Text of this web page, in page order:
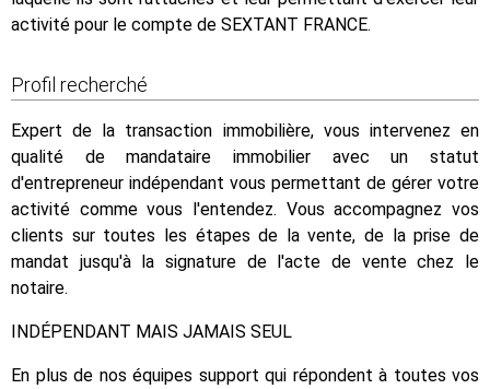
activité pour le compte de SEXTANT FRANCE.
Profil recherché
Expert de la transaction immobilière, vous intervenez en
qualité de mandataire immobilier avec un statut
d'entrepreneur indépendant vous permettant de gérer votre
activité comme vous l'entendez. Vous accompagnez vos
clients sur toutes les étapes de la vente, de la prise de
mandat jusqu'à la signature de l'acte de vente chez le
notaire.
INDÉPENDANT MAIS JAMAIS SEUL
En plus de nos équipes support qui répondent à toutes vos